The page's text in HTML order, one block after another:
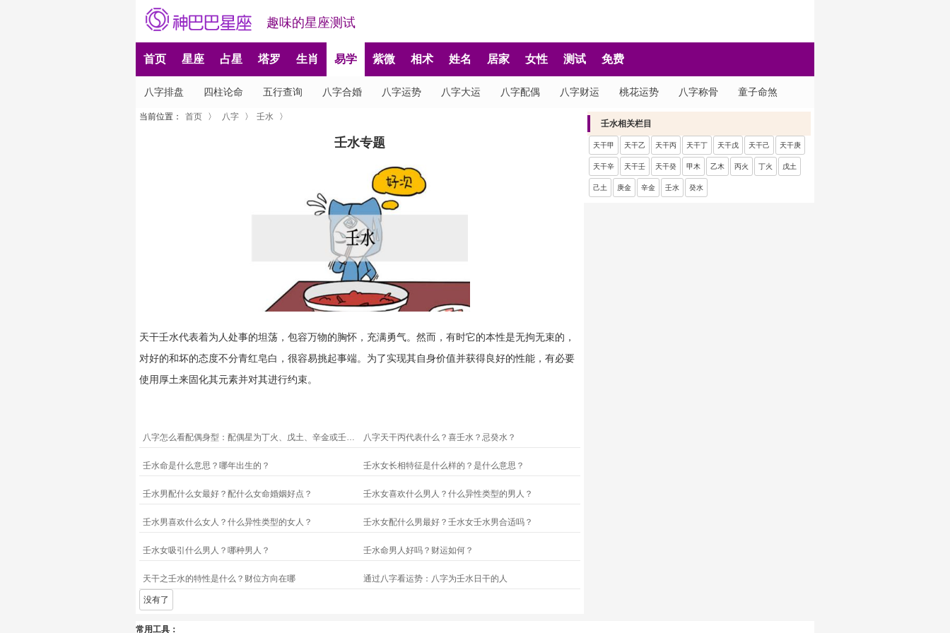
趣味的星座测试
首页 星座 占星 塔罗 生肖 易学 紫微 相术 姓名 居家 女性 测试 免费
八字排盘 四柱论命 五行查询 八字合婚 八字运势 八字大运 八字配偶 八字财运 桃花运势 八字称骨 童子命煞
当前位置： 首页 〉 八字 〉 壬水 〉
壬水专题
天干壬水代表着为人处事的坦荡，包容万物的胸怀，充满勇气。然而，有时它的本性是无拘无束的，
对好的和坏的态度不分青红皂白，很容易挑起事端。为了实现其自身价值并获得良好的性能，有必要
使用厚土来固化其元素并对其进行约束。
八字怎么看配偶身型：配偶星为丁火、戊土、辛金或壬水者 八字天干丙代表什么？喜壬水？忌癸水？
壬水命是什么意思？哪年出生的？ 壬水女长相特征是什么样的？是什么意思？
壬水男配什么女最好？配什么女命婚姻好点？ 壬水女喜欢什么男人？什么异性类型的男人？
壬水男喜欢什么女人？什么异性类型的女人？ 壬水女配什么男最好？壬水女壬水男合适吗？
壬水女吸引什么男人？哪种男人？ 壬水命男人好吗？财运如何？
天干之壬水的特性是什么？财位方向在哪 通过八字看运势：八字为壬水日干的人
没有了
壬水相关栏目
天干甲 天干乙 天干丙 天干丁 天干戊 天干己 天干庚
天干辛 天干壬 天干癸 甲木 乙木 丙火 丁火 戊土
己土 庚金 辛金 壬水 癸水
常用工具：